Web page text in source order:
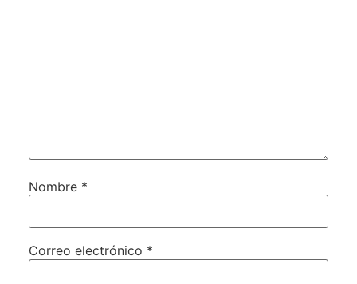
Nombre *
Correo electrónico *